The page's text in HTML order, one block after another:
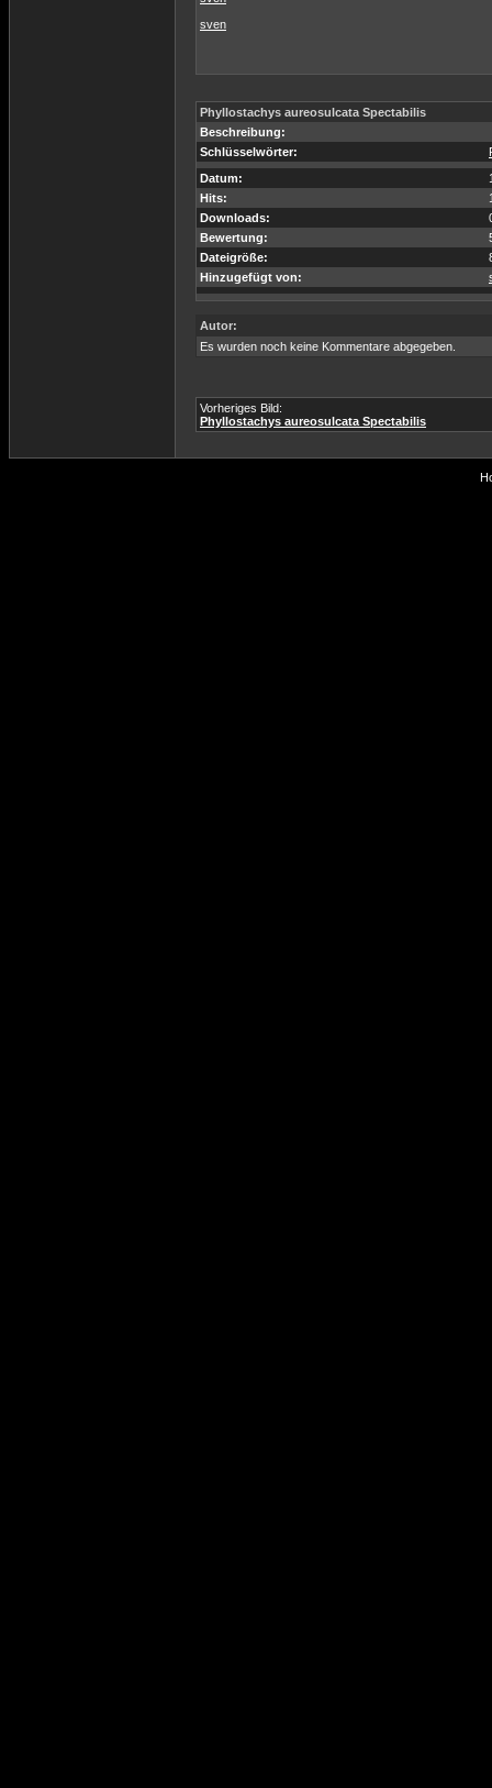
sven
Phyllostachys aureosulcata Spectabilis
Beschreibung:
Schlüsselwörter:
Datum:
Hits:
Downloads:
Bewertung:
Dateigröße:
Hinzugefügt von:
Autor:
Es wurden noch keine Kommentare abgegeben.
Vorheriges Bild:
Phyllostachys aureosulcata Spectabilis